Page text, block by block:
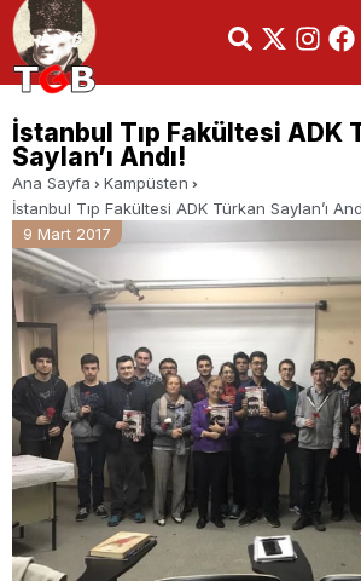
İstanbul Tıp Fakültesi ADK
Saylan’ı Andı!
Ana Sayfa
Kampüsten
İstanbul Tıp Fakültesi ADK Türkan Saylan’ı
9 Mart 2017